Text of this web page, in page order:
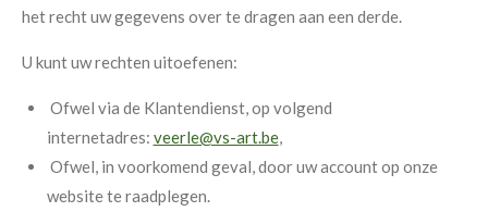
het recht uw gegevens over te dragen aan een derde.
U kunt uw rechten uitoefenen:
Ofwel via de Klantendienst, op volgend
internetadres: veerle@vs-art.be,
Ofwel, in voorkomend geval, door uw account op onze
website te raadplegen.